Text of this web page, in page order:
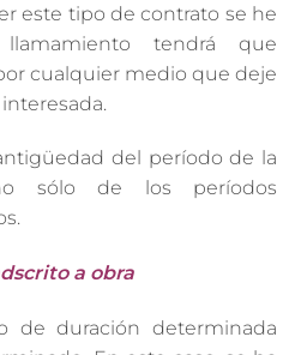
este tipo de contrato se he
tendrá que
cualquier medio que deje
del período de la
sólo de los períodos
a obra
de duración determinada